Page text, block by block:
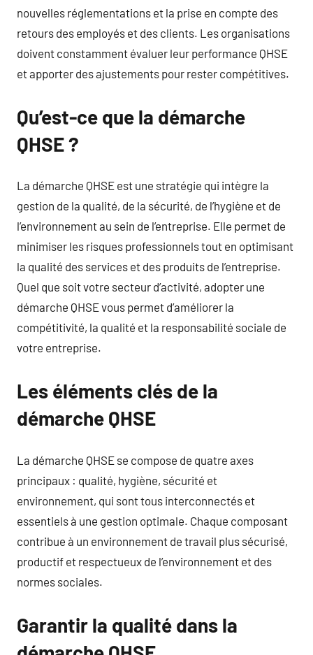
nouvelles réglementations et la prise en compte des
retours des employés et des clients. Les organisations
doivent constamment évaluer leur performance QHSE
et apporter des ajustements pour rester compétitives.
Qu’est-ce que la démarche
QHSE ?
La démarche QHSE est une stratégie qui intègre la
gestion de la qualité, de la sécurité, de l’hygiène et de
l’environnement au sein de l’entreprise. Elle permet de
minimiser les risques professionnels tout en optimisant
la qualité des services et des produits de l’entreprise.
Quel que soit votre secteur d’activité, adopter une
démarche QHSE vous permet d’améliorer la
compétitivité, la qualité et la responsabilité sociale de
votre entreprise.
Les éléments clés de la
démarche QHSE
La démarche QHSE se compose de quatre axes
principaux : qualité, hygiène, sécurité et
environnement, qui sont tous interconnectés et
essentiels à une gestion optimale. Chaque composant
contribue à un environnement de travail plus sécurisé,
productif et respectueux de l’environnement et des
normes sociales.
Garantir la qualité dans la